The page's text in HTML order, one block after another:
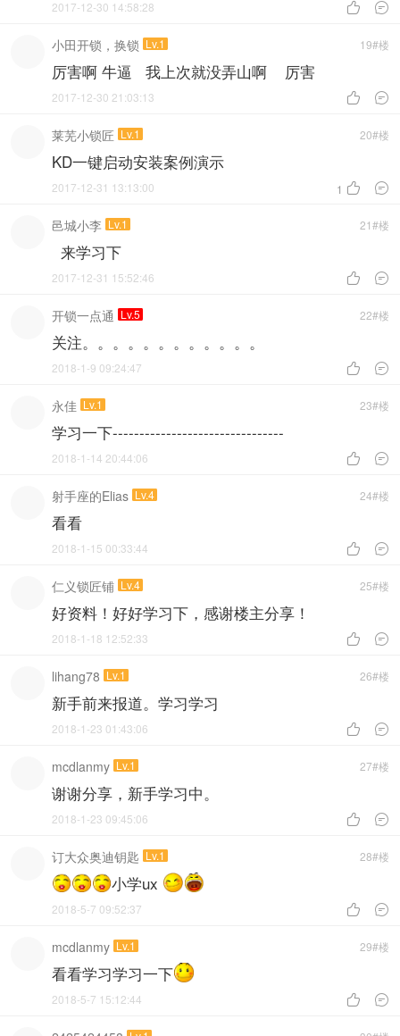
 
2017-12-30 14:58:28
19#楼
小田开锁，换锁 Lv.1
厉害啊 牛逼 我上次就没弄山啊 厉害
 
2017-12-30 21:03:13
20#楼
莱芜小锁匠 Lv.1
KD一键启动安装案例演示
1  
2017-12-31 13:13:00
21#楼
邑城小李 Lv.1
来学习下
 
2017-12-31 15:52:46
22#楼
开锁一点通 Lv.5
关注。。。。。。。。。。。。
 
2018-1-9 09:24:47
23#楼
永佳 Lv.1
学习一下--------------------------------
 
2018-1-14 20:44:06
24#楼
射手座的Elias Lv.4
看看
 
2018-1-15 00:33:44
25#楼
仁义锁匠铺 Lv.4
好资料！好好学习下，感谢楼主分享！
 
2018-1-18 12:52:33
26#楼
lihang78 Lv.1
新手前来报道。学习学习
 
2018-1-23 01:43:06
27#楼
mcdlanmy Lv.1
谢谢分享，新手学习中。
 
2018-1-23 09:45:06
28#楼
订大众奥迪钥匙 Lv.1
小学ux
 
2018-5-7 09:52:37
29#楼
mcdlanmy Lv.1
看看学习学习一下
 
2018-5-7 15:12:44